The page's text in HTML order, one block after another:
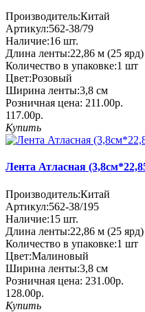
Производитель:Китай
Артикул:562-38/79
Наличие:16 шт.
Длина ленты:22,86 м (25 ярд)
Количество в упаковке:1 шт
Цвет:Розовый
Ширина ленты:3,8 см
Розничная цена: 211.00р.
117.00р.
Купить
Лента Атласная
Производитель:Китай
Артикул:562-38/195
Наличие:15 шт.
Длина ленты:22,86 м (25 ярд)
Количество в упаковке:1 шт
Цвет:Малиновый
Ширина ленты:3,8 см
Розничная цена: 231.00р.
128.00р.
Купить